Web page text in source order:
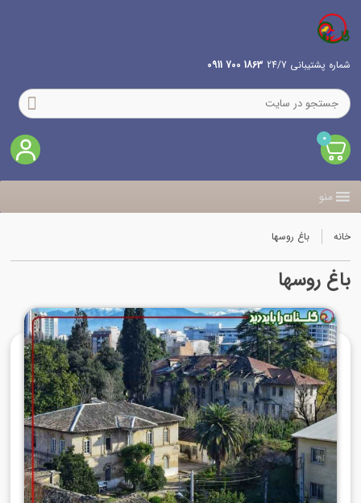
شماره پشتیبانی 24/7 1863 700 0911
0
منو
خانه باغ روسها
باغ روسها